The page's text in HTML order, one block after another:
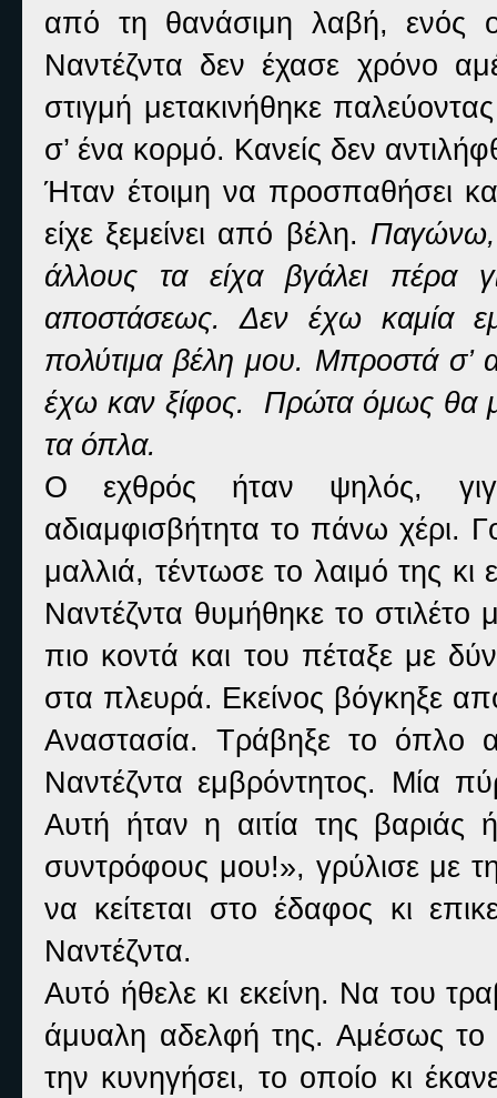
από τη θανάσιμη λαβή, ενός
Ναντέζντα δεν έχασε χρόνο
στιγμή μετακινήθηκε
σ’ ένα κορμό. Κανείς δεν
Ήταν έτοιμη να προσπαθήσει
είχε ξεμείνει από βέλη. Παγώνω,
άλλους τα είχα βγάλει πέρα
αποστάσεως. Δεν έχω καμία
πολύτιμα βέλη μου. Μπροστά σ’
έχω καν ξίφος. Πρώτα όμως θα
τα όπλα.
Ο εχθρός ήταν ψηλός,
αδιαμφισβήτητα το πάνω χέρι.
μαλλιά, τέντωσε το λαιμό της
Ναντέζντα θυμήθηκε το
πιο κοντά και του πέταξε με
στα πλευρά. Εκείνος βόγκηξε
Αναστασία. Τράβηξε το όπλο
Ναντέζντα εμβρόντητος. Μία
Αυτή ήταν η αιτία της
συντρόφους μου!», γρύλισε με
να κείτεται στο έδαφος κι
Ναντέζντα.
Αυτό ήθελε κι εκείνη. Να του
άμυαλη αδελφή της. Αμέσως το
την κυνηγήσει, το οποίο κι